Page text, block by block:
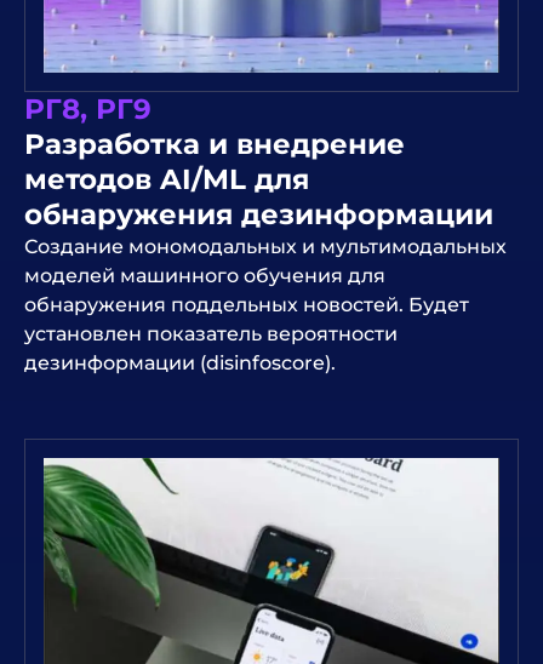
РГ8, РГ9
Разработка и внедрение
методов AI/ML для
обнаружения дезинформации
Создание мономодальных и мультимодальных
моделей машинного обучения для
обнаружения поддельных новостей. Будет
установлен показатель вероятности
дезинформации (disinfoscore).